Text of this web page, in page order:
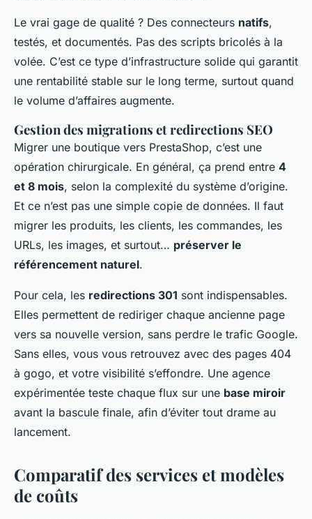
Le vrai gage de qualité ? Des connecteurs natifs,
testés, et documentés. Pas des scripts bricolés à la
volée. C’est ce type d’infrastructure solide qui garantit
une rentabilité stable sur le long terme, surtout quand
le volume d’affaires augmente.
Gestion des migrations et redirections SEO
Migrer une boutique vers PrestaShop, c’est une
opération chirurgicale. En général, ça prend entre 4
et 8 mois, selon la complexité du système d’origine.
Et ce n’est pas une simple copie de données. Il faut
migrer les produits, les clients, les commandes, les
URLs, les images, et surtout… préserver le
référencement naturel.
Pour cela, les redirections 301 sont indispensables.
Elles permettent de rediriger chaque ancienne page
vers sa nouvelle version, sans perdre le trafic Google.
Sans elles, vous vous retrouvez avec des pages 404
à gogo, et votre visibilité s’effondre. Une agence
expérimentée teste chaque flux sur une base miroir
avant la bascule finale, afin d’éviter tout drame au
lancement.
Comparatif des services et modèles
de coûts